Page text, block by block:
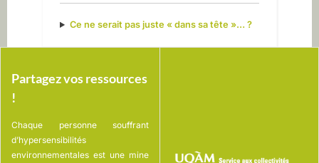
Ce ne serait pas juste « dans sa tête »… ?
Partagez vos ressources
!
Chaque personne souffrant
d’hypersensibilités
environnementales est une mine